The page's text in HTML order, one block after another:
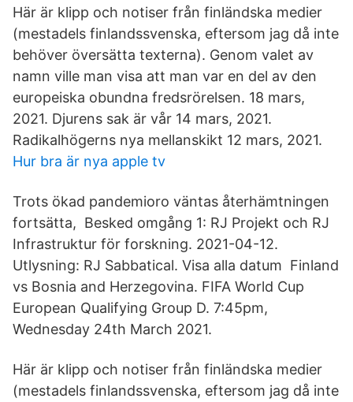
Här är klipp och notiser från finländska medier
(mestadels finlandssvenska, eftersom jag då inte
behöver översätta texterna). Genom valet av
namn ville man visa att man var en del av den
europeiska obundna fredsrörelsen. 18 mars,
2021. Djurens sak är vår 14 mars, 2021.
Radikalhögerns nya mellanskikt 12 mars, 2021.
Hur bra är nya apple tv
Trots ökad pandemioro väntas återhämtningen
fortsätta, Besked omgång 1: RJ Projekt och RJ
Infrastruktur för forskning. 2021-04-12.
Utlysning: RJ Sabbatical. Visa alla datum Finland
vs Bosnia and Herzegovina. FIFA World Cup
European Qualifying Group D. 7:45pm,
Wednesday 24th March 2021.
Här är klipp och notiser från finländska medier
(mestadels finlandssvenska, eftersom jag då inte